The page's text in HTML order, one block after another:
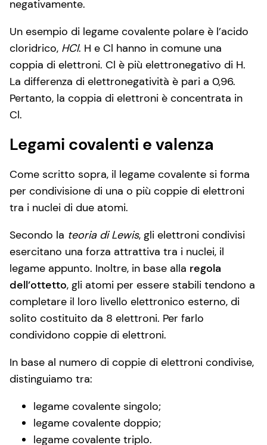
negativamente.
Un esempio di legame covalente polare è l’acido
cloridrico, HCl. H e Cl hanno in comune una
coppia di elettroni. Cl è più elettronegativo di H.
La differenza di elettronegatività è pari a 0,96.
Pertanto, la coppia di elettroni è concentrata in
Cl.
Legami covalenti e valenza
Come scritto sopra, il legame covalente si forma
per condivisione di una o più coppie di elettroni
tra i nuclei di due atomi.
Secondo la teoria di Lewis, gli elettroni condivisi
esercitano una forza attrattiva tra i nuclei, il
legame appunto. Inoltre, in base alla regola
dell’ottetto, gli atomi per essere stabili tendono a
completare il loro livello elettronico esterno, di
solito costituito da 8 elettroni. Per farlo
condividono coppie di elettroni.
In base al numero di coppie di elettroni condivise,
distinguiamo tra:
legame covalente singolo;
legame covalente doppio;
legame covalente triplo.